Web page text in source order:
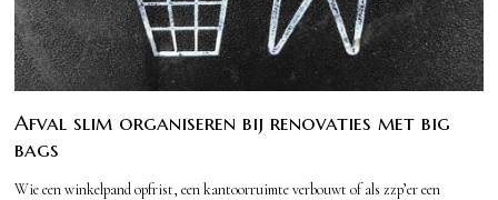
Afval slim organiseren bij renovaties met big
bags
Wie een winkelpand opfrist, een kantoorruimte verbouwt of als zzp’er een